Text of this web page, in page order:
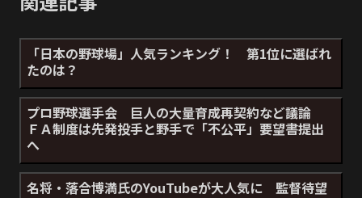
「日本の野球場」人気ランキング！ 第1位に選ばれ
たのは？
プロ野球選手会 巨人の大量育成再契約など議論
ＦＡ制度は先発投手と野手で「不公平」要望書提出
へ
名将・落合博満氏のYouTubeが大人気に 監督待望